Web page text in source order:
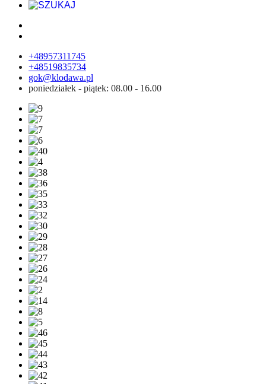
+48957311745
+48519835734
gok@klodawa.pl
poniedziałek - piątek: 08.00 - 16.00